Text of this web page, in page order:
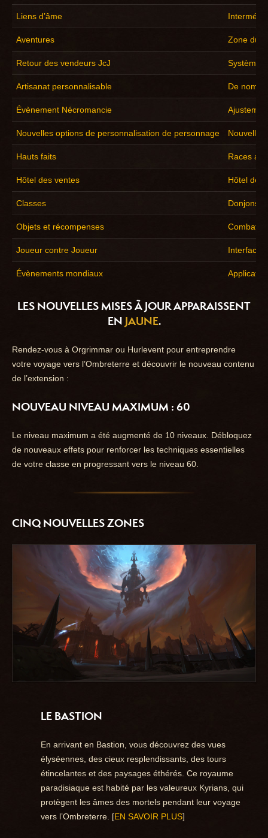
Liens d’âme
Aventures Zone du
Retour des vendeurs JcJ Système
Artisanat personnalisable De
Évènement Nécromancie
Nouvelles options de personnalisation de personnage Nouvelle
Hauts faits Races
Hôtel des ventes Hôtel des
Classes Donjons
Objets et récompenses Combats
Joueur contre Joueur Interface
Évènements mondiaux
LES NOUVELLES MISES À JOUR APPARAISSENT
EN JAUNE.
Rendez-vous à Orgrimmar ou Hurlevent pour entreprendre
votre voyage vers l’Ombreterre et découvrir le nouveau contenu
de l’extension :
NOUVEAU NIVEAU MAXIMUM : 60
Le niveau maximum a été augmenté de 10 niveaux. Débloquez
de nouveaux effets pour renforcer les techniques essentielles
de votre classe en progressant vers le niveau 60.
CINQ NOUVELLES ZONES
LE BASTION
En arrivant en Bastion, vous découvrez des vues
élyséennes, des cieux resplendissants, des tours
étincelantes et des paysages éthérés. Ce royaume
paradisiaque est habité par les valeureux Kyrians, qui
protègent les âmes des mortels pendant leur voyage
vers l’Ombreterre. [EN SAVOIR PLUS]